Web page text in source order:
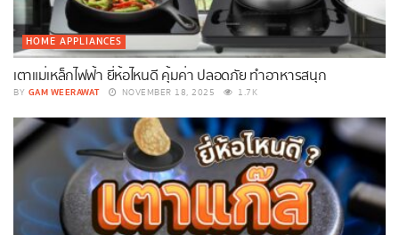
HOME APPLIANCES
เตาแม่เหล็กไฟฟ้า ยี่ห้อไหนดี คุ้มค่า ปลอดภัย ทำอาหารสนุก
BY GAM WEERAWAT NOVEMBER 18, 2025 1.7K